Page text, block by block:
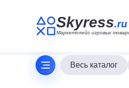
Skyress.ru
Маркетплейс игровых
Весь каталог